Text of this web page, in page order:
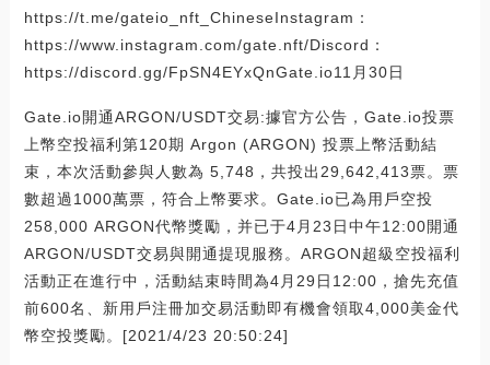
https://t.me/gateio_nft_ChineseInstagram：
https://www.instagram.com/gate.nft/Discord：
https://discord.gg/FpSN4EYxQnGate.io11月30日
Gate.io開通ARGON/USDT交易:據官方公告，Gate.io投票
上幣空投福利第120期 Argon (ARGON) 投票上幣活動結
束，本次活動參與人數為 5,748，共投出29,642,413票。票
數超過1000萬票，符合上幣要求。Gate.io已為用戶空投
258,000 ARGON代幣獎勵，并已于4月23日中午12:00開通
ARGON/USDT交易與開通提現服務。ARGON超級空投福利
活動正在進行中，活動結束時間為4月29日12:00，搶先充值
前600名、新用戶注冊加交易活動即有機會領取4,000美金代
幣空投獎勵。[2021/4/23 20:50:24]